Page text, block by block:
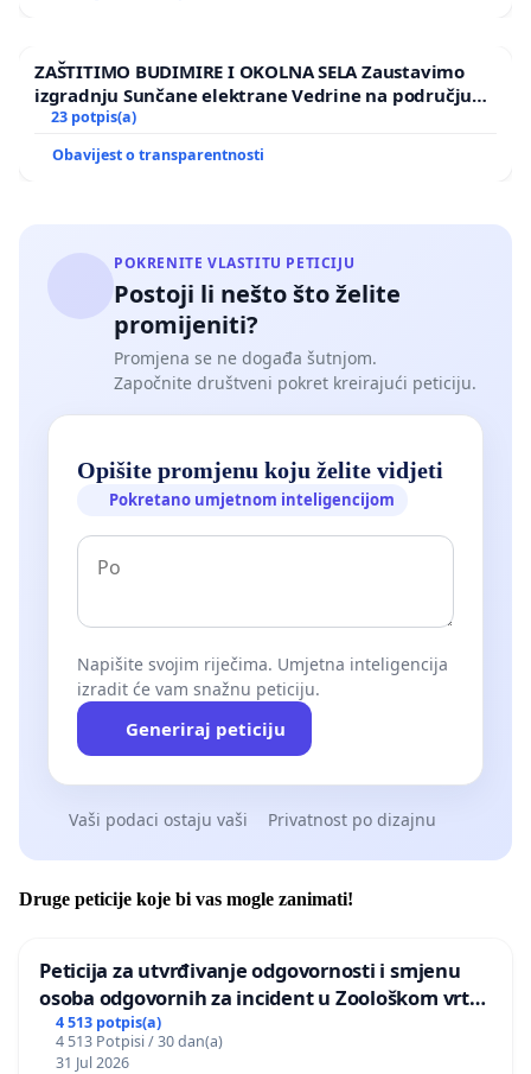
ZAŠTITIMO BUDIMIRE I OKOLNA SELA Zaustavimo
izgradnju Sunčane elektrane Vedrine na području
Ugljana
23 potpis(a)
Obavijest o transparentnosti
POKRENITE VLASTITU PETICIJU
Postoji li nešto što želite
promijeniti?
Promjena se ne događa šutnjom.
Započnite društveni pokret kreirajući peticiju.
Opišite promjenu koju želite vidjeti
Pokretano umjetnom inteligencijom
Napišite svojim riječima. Umjetna inteligencija
izradit će vam snažnu peticiju.
Generiraj peticiju
Vaši podaci ostaju vaši Privatnost po dizajnu
Druge peticije koje bi vas mogle zanimati!
Peticija za utvrđivanje odgovornosti i smjenu
osoba odgovornih za incident u Zoološkom vrtu
Grada Zagreba
4 513 potpis(a)
4 513 Potpisi / 30 dan(a)
31 Jul 2026